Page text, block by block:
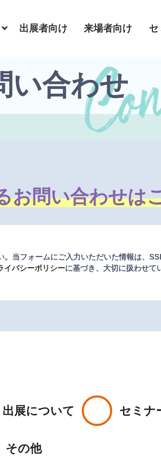
出展者向け 来場者向け セ
い合わせ
お問い合わせは
当フォームにご入力いただいた情報は、
イバシーポリシーに基づき、 大切に扱わせて
出展について セミナ
その他